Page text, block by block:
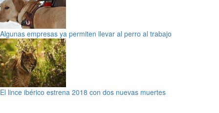
Algunas empresas ya permiten llevar al perro al trabajo
El lince ibérico estrena 2018 con dos nuevas muertes